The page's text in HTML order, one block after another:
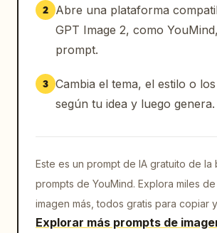
2
Abre una plataforma
GPT Image 2, como
prompt.
3 Cambia el tema, el estilo o
según tu idea y luego genera.
Este es un prompt de IA gratuito de la
prompts de YouMind. Explora miles
imagen más, todos gratis para copiar
Explorar más prompts de